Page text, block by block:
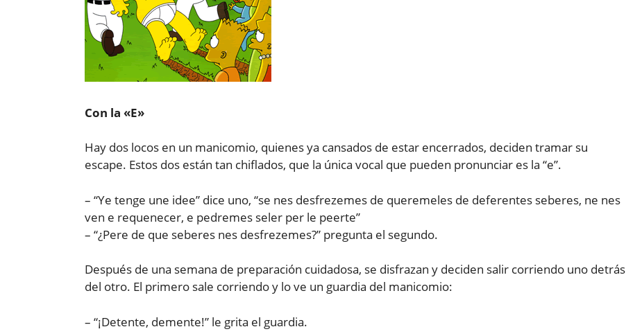
Con la «E»
Hay dos locos en un manicomio, quienes ya cansados de estar encerrados, deciden tramar su
escape. Estos dos están tan chiflados, que la única vocal que pueden pronunciar es la “e”.
– “Ye tenge une idee” dice uno, “se nes desfrezemes de queremeles de deferentes seberes, ne nes
ven e requenecer, e pedremes seler per le peerte”
– “¿Pere de que seberes nes desfrezemes?” pregunta el segundo.
Después de una semana de preparación cuidadosa, se disfrazan y deciden salir corriendo uno detrás
del otro. El primero sale corriendo y lo ve un guardia del manicomio:
– “¡Detente, demente!” le grita el guardia.